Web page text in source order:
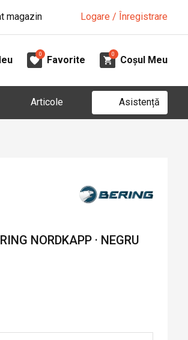
magazin Logare / Înregistrare
0
Favorite
0
Coșul Meu
Articole Asistență
NORDKAPP · NEGRU